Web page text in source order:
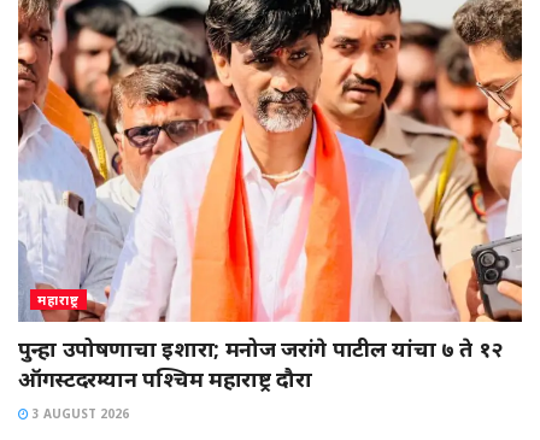
महाराष्ट्र
पुन्हा उपोषणाचा इशारा; मनोज जरांगे पाटील यांचा ७ ते १२
ऑगस्टदरम्यान पश्चिम महाराष्ट्र दौरा
3 AUGUST 2026